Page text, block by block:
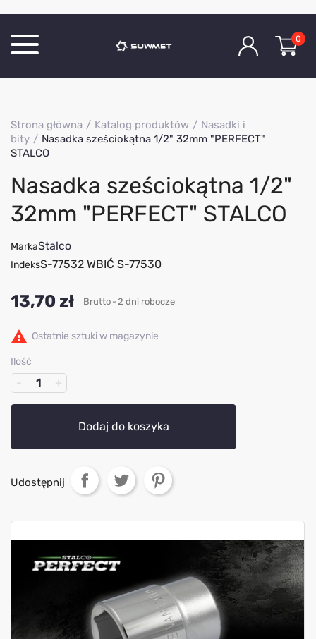
O Firmie
Aktualności
Kontakt
0
Strona główna Katalog produktów
Nasadki i
bity
Nasadka sześciokątna 1/2" 32mm "PERFECT"
STALCO
Nasadka sześciokątna 1/2"
32mm "PERFECT" STALCO
MarkaStalco
IndeksS-77532 WBIĆ S-77530
13,70 zł Brutto 2 dni robocze
 Ostatnie sztuki w magazynie
Ilość
Dodaj do koszyka
Udostępnij